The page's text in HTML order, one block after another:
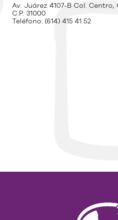
Av. Juárez 4107-B Col.
C.P. 31000
Teléfono: (614) 415 41 52